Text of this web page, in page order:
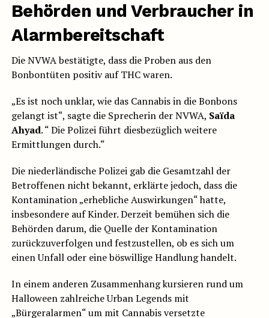
Behörden und Verbraucher in
Alarmbereitschaft
Die NVWA bestätigte, dass die Proben aus den
Bonbontüten positiv auf THC waren.
„Es ist noch unklar, wie das Cannabis in die Bonbons
gelangt ist“, sagte die Sprecherin der NVWA, Saïda
Ahyad. “ Die Polizei führt diesbezüglich weitere
Ermittlungen durch.“
Die niederländische Polizei gab die Gesamtzahl der
Betroffenen nicht bekannt, erklärte jedoch, dass die
Kontamination „erhebliche Auswirkungen“ hatte,
insbesondere auf Kinder. Derzeit bemühen sich die
Behörden darum, die Quelle der Kontamination
zurückzuverfolgen und festzustellen, ob es sich um
einen Unfall oder eine böswillige Handlung handelt.
In einem anderen Zusammenhang kursieren rund um
Halloween zahlreiche Urban Legends mit
„Bürgeralarmen“ um mit Cannabis versetzte